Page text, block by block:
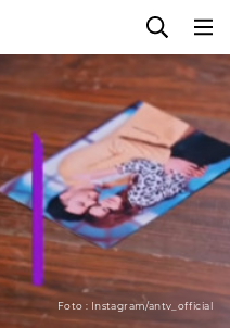
Foto : Instagram/antv_official